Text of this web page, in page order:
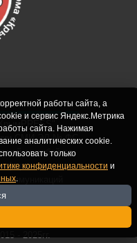
СМИ ЭЛ № ФС
службой по
Учредитель и
С.М. Почта:
Редакции:
- 2025гг.
работы сайта, а
и сервис Яндекс.Метрика
сайта. Нажимая
аналитических cookie.
только
конфиденциальности и
.